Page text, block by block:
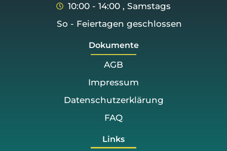
Links
Dokumente
AGB
Impressum
Datenschutzerklärung
FAQ
10:00 - 14:00 , Samstags
So - Feiertagen geschlossen